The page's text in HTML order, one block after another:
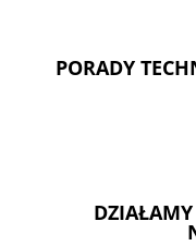
PORADY